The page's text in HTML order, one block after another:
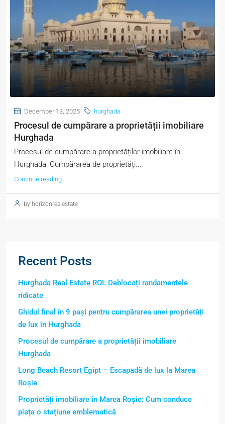
December 13, 2025 hurghada
Procesul de cumpărare a proprietății imobiliare
Hurghada
Procesul de cumpărare a proprietăților imobiliare în
Hurghada: Cumpărarea de proprietăți...
Continue reading
by horizonrealestate
Recent Posts
Hurghada Real Estate ROI: Deblocați randamentele
ridicate
Ghidul final în 9 pași pentru cumpărarea unei proprietăți
de lux în Hurghada
Procesul de cumpărare a proprietății imobiliare
Hurghada
Long Beach Resort Egipt – Escapadă de lux la Marea
Roșie
Proprietăți imobiliare în Marea Roșie: Cum conduce
piața o stațiune emblematică